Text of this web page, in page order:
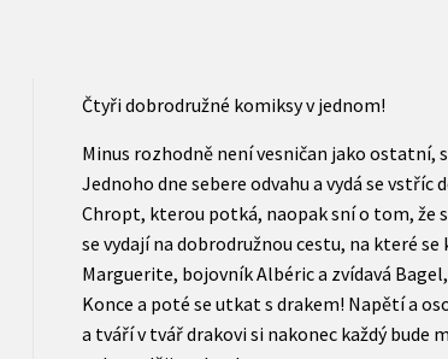
Čtyři dobrodružné komiksy v jednom!
Minus rozhodně není vesničan jako ostatní,
Jednoho dne sebere odvahu a vydá se vstříc
Chropt, kterou potká, naopak sní o tom, že
se vydají na dobrodružnou cestu, na které
Marguerite, bojovník Albéric a zvídavá
Konce a poté se utkat s drakem! Napětí a
a tváří v tvář drakovi si nakonec každý bude